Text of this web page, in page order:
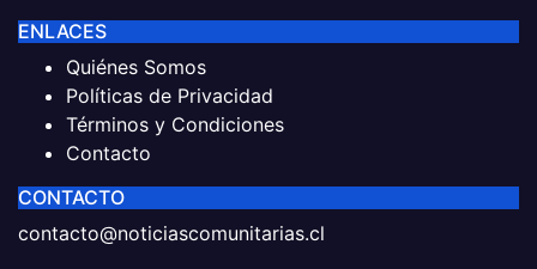
ENLACES
Quiénes Somos
Políticas de Privacidad
Términos y Condiciones
Contacto
CONTACTO
contacto@noticiascomunitarias.cl